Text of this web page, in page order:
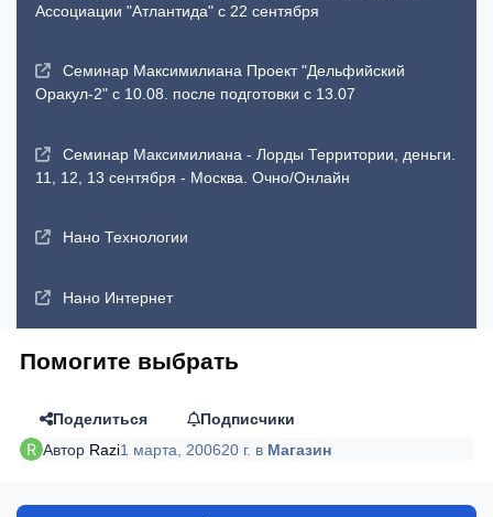
Ассоциации "Атлантида" с 22 сентября
Семинар Максимилиана Проект "Дельфийский
Оракул-2" с 10.08. после подготовки с 13.07
Семинар Максимилиана - Лорды Территории, деньги.
11, 12, 13 сентября - Москва. Очно/Онлайн
Нано Технологии
Нано Интернет
Помогите выбрать
Поделиться
Подписчики
Автор Razi1 марта, 200620 г. в Магазин